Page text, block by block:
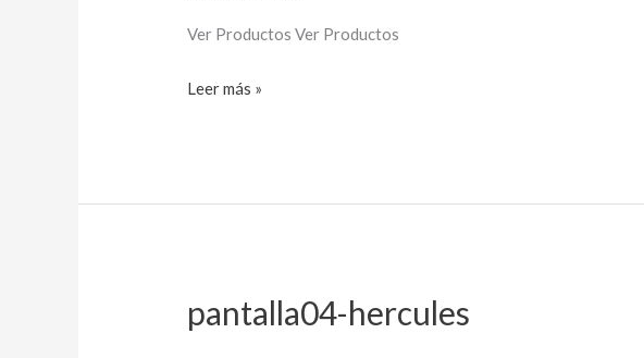
Ver Productos Ver Productos
Leer más »
pantalla04-hercules
pantalla04-
hercules